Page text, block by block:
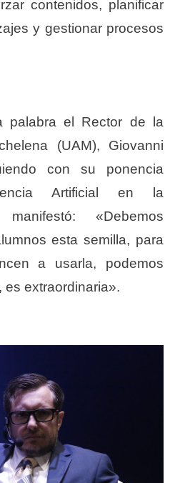
contenidos, planificar
y gestionar procesos
palabra el Rector de la
(UAM), Giovanni
con su ponencia
Artificial en la
«Debemos
esta semilla, para
a usarla, podemos
es extraordinaria».